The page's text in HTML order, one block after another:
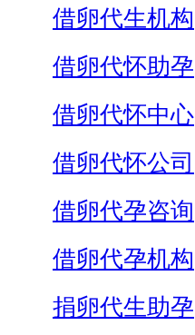
借卵代生机构
借卵代怀助孕
借卵代怀中心
借卵代怀公司
借卵代孕咨询
借卵代孕机构
捐卵代生助孕